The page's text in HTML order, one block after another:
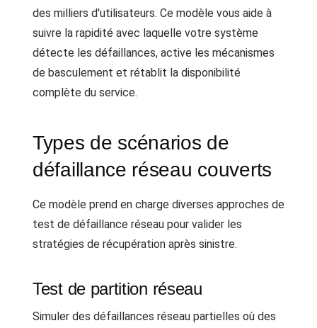
des milliers d'utilisateurs. Ce modèle vous aide à
suivre la rapidité avec laquelle votre système
détecte les défaillances, active les mécanismes
de basculement et rétablit la disponibilité
complète du service.
Types de scénarios de
défaillance réseau couverts
Ce modèle prend en charge diverses approches de
test de défaillance réseau pour valider les
stratégies de récupération après sinistre.
Test de partition réseau
Simuler des défaillances réseau partielles où des